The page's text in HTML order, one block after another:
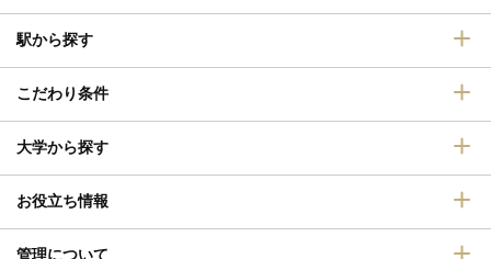
駅から探す
こだわり条件
大学から探す
お役立ち情報
管理について